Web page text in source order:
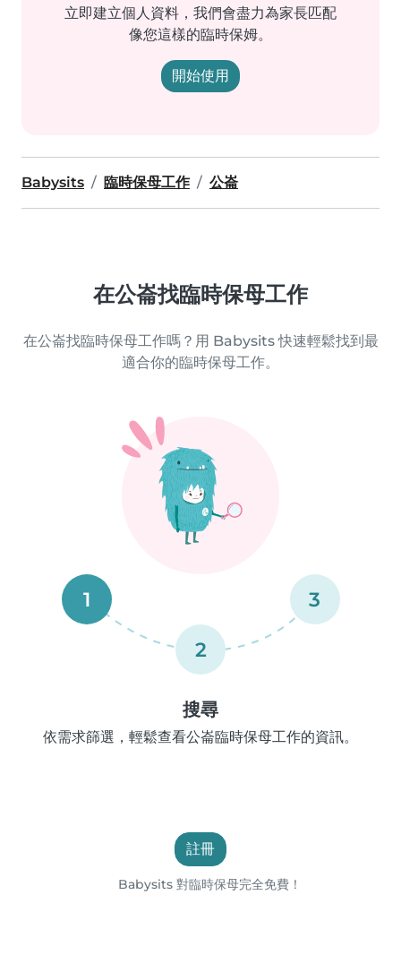
立即建立個人資料，我們會盡力為家長匹配
像您這樣的臨時保姆。
開始使用
Babysits 臨時保母工作 公崙
在公崙找臨時保母工作
在公崙找臨時保母工作嗎？用 Babysits 快速輕鬆找到最
適合你的臨時保母工作。
1
2
3
搜尋
依需求篩選，輕鬆查看公崙臨時保母工作的資訊。
註冊
Babysits 對臨時保母完全免費！